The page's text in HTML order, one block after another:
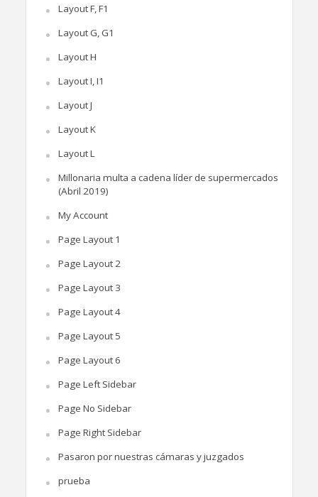
Layout F, F1
Layout G, G1
Layout H
Layout I, I1
Layout J
Layout K
Layout L
Millonaria multa a cadena líder de supermercados
(Abril 2019)
My Account
Page Layout 1
Page Layout 2
Page Layout 3
Page Layout 4
Page Layout 5
Page Layout 6
Page Left Sidebar
Page No Sidebar
Page Right Sidebar
Pasaron por nuestras cámaras y juzgados
prueba